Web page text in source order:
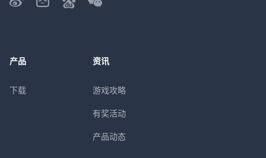
产品
下载
资讯
游戏攻略
有奖活动
产品动态